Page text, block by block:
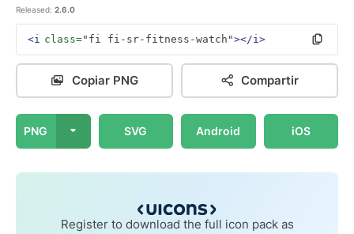
Released: 2.6.0
<i class="fi fi-sr-fitness-watch"></i>
Copiar PNG Compartir
PNG SVG Android iOS
Register to download the full icon pack as